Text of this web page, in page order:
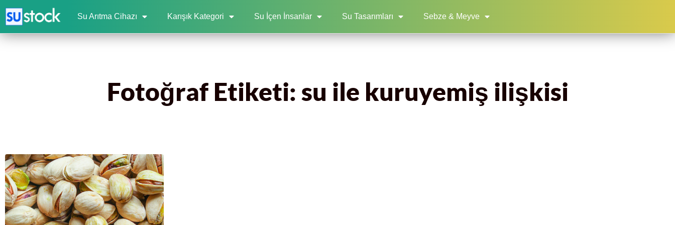
Su Arıtma Cihazı Karışık Kategori Su İçen İnsanlar Su Tasarımları Sebze & Meyve
Fotoğraf Etiketi: su ile kuruyemiş ilişkisi